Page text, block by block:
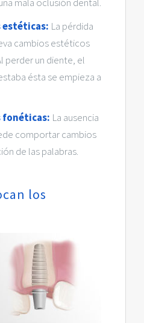
La pérdida
cambios estéticos
perder un diente, el
ésta se empieza a
fonéticas: La ausencia
comportar cambios
de las palabras.
los